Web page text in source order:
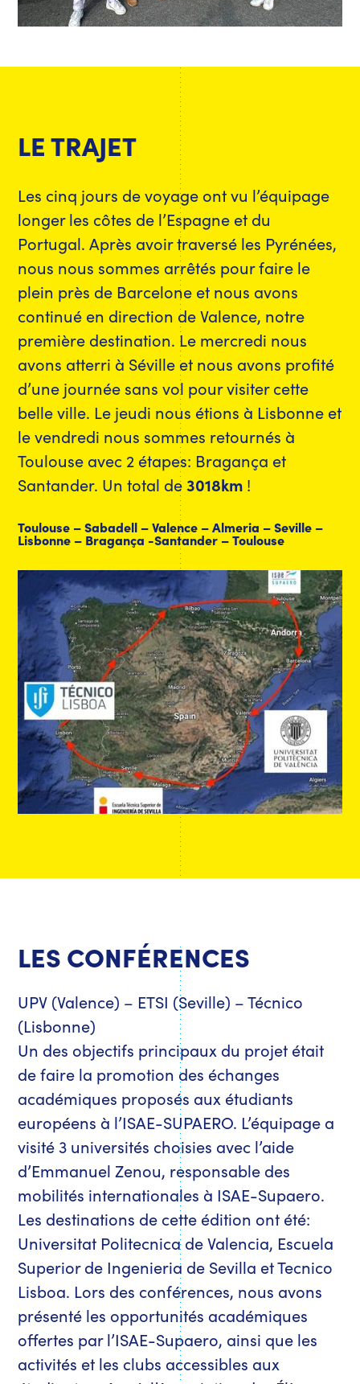
LE TRAJET
Les cinq jours de voyage ont vu l’équipage
longer les côtes de l’Espagne et du
Portugal. Après avoir traversé les Pyrénées,
nous nous sommes arrêtés pour faire le
plein près de Barcelone et nous avons
continué en direction de Valence, notre
première destination. Le mercredi nous
avons atterri à Séville et nous avons profité
d’une journée sans vol pour visiter cette
belle ville. Le jeudi nous étions à Lisbonne et
le vendredi nous sommes retournés à
Toulouse avec 2 étapes: Bragança et
Santander. Un total de3018km !
Toulouse – Sabadell – Valence – Almeria – Seville –
Lisbonne – Bragança -Santander – Toulouse
LES CONFÉRENCES
UPV (Valence) – ETSI (Seville) – Técnico
(Lisbonne)
Un des objectifs principaux du projet était
de faire la promotion des échanges
académiques proposés aux étudiants
européens à l’ISAE-SUPAERO. L’équipage a
visité 3 universités choisies avec l’aide
d’Emmanuel Zenou, responsable des
mobilités internationales à ISAE-Supaero.
Les destinations de cette édition ont été:
Universitat Politecnica de Valencia, Escuela
Superior de Ingenieria de Sevilla et Tecnico
Lisboa. Lors des conférences, nous avons
présenté les opportunités académiques
offertes par l’ISAE-Supaero, ainsi que les
activités et les clubs accessibles aux